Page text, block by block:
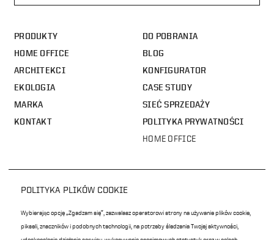
PRODUKTY
HOME OFFICE
ARCHITEKCI
EKOLOGIA
MARKA
KONTAKT
DO POBRANIA
BLOG
KONFIGURATOR
CASE STUDY
SIEĆ SPRZEDAŻY
POLITYKA PRYWATNOŚCI
HOME OFFICE
UL. SARBINOWSKA 11
PL -62-020 ŁOWĘCIN
T.48 61 817 33 63
POLITYKA PLIKÓW COOKIE
Wybierając opcję „Zgadzam się”, zezwalasz operatorowi strony na używanie plików cookie,
pikseli, znaczników i podobnych technologii, na potrzeby śledzenia Twojej aktywności,